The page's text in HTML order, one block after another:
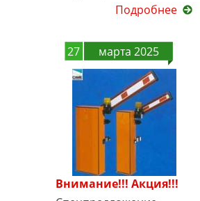
Подробнее
27 марта 2025
Внимание!!! Акция!!!